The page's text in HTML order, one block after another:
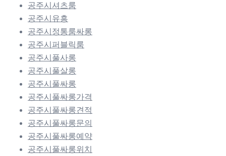
공주시셔츠룸
공주시유흥
공주시정통룸싸롱
공주시퍼블릭룸
공주시풀사롱
공주시풀살롱
공주시풀싸롱
공주시풀싸롱가격
공주시풀싸롱견적
공주시풀싸롱문의
공주시풀싸롱예약
공주시풀싸롱위치